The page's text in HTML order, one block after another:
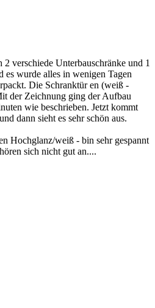
verschiede Unterbauschränke und 1
es wurde alles in wenigen Tagen
Die Schranktür en (weiß -
der Zeichnung ging der Aufbau
wie beschrieben. Jetzt kommt
dann sieht es sehr schön aus.
Hochglanz/weiß - bin sehr gespannt
sich nicht gut an....